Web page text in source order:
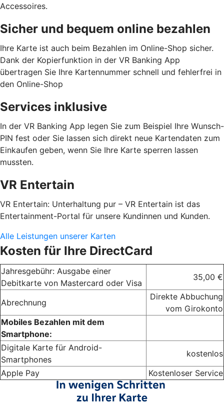
Accessoires.
Sicher und bequem online bezahlen
Ihre Karte ist auch beim Bezahlen im Online-Shop sicher.
Dank der Kopierfunktion in der VR Banking App
übertragen Sie Ihre Kartennummer schnell und fehlerfrei in
den Online-Shop
Services inklusive
In der VR Banking App legen Sie zum Beispiel Ihre Wunsch-
PIN fest oder Sie lassen sich direkt neue Kartendaten zum
Einkaufen geben, wenn Sie Ihre Karte sperren lassen
mussten.
VR Entertain
VR Entertain: Unterhaltung pur – VR Entertain ist das
Entertainment-Portal für unsere Kundinnen und Kunden.
Alle Leistungen unserer Karten
Kosten für Ihre DirectCard
Jahresgebühr: Ausgabe einer
Debitkarte von Mastercard oder Visa
35,00 €
Abrechnung
Direkte Abbuchung
vom Girokonto
Mobiles Bezahlen mit dem
Smartphone:
Digitale Karte für Android-
Smartphones
kostenlos
Apple Pay
Kostenloser Service